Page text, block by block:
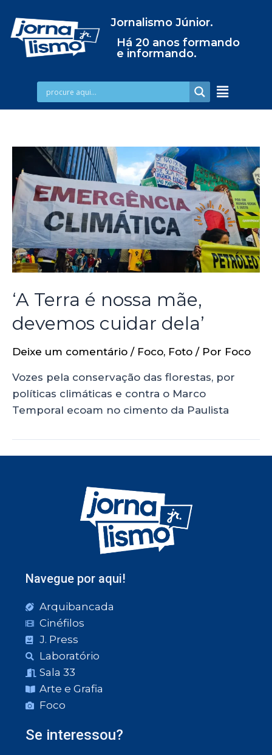
Jornalismo Júnior.
Há 20 anos formando
e informando.
‘A Terra é nossa mãe,
devemos cuidar dela’
Deixe um comentário / Foco, Foto / Por Foco
Vozes pela conservação das florestas, por
políticas climáticas e contra o Marco
Temporal ecoam no cimento da Paulista
Navegue por aqui!
Arquibancada
Cinéfilos
J. Press
Laboratório
Sala 33
Arte e Grafia
Foco
Se interessou?